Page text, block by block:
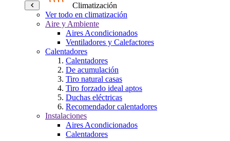
Climatización
Ver todo en climatización
Aire y Ambiente
Aires Acondicionados
Ventiladores y Calefactores
Calentadores
Calentadores
De acumulación
Tiro natural casas
Tiro forzado ideal aptos
Duchas eléctricas
Recomendador calentadores
Instalaciones
Aires Acondicionados
Calentadores